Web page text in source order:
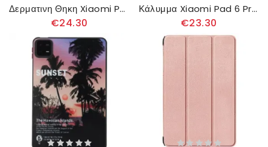
Δερματινη Θηκη Xiaomi Pad 6 Pro Ροζ Δερμάτινο Εφέ
€24.30
Κάλυμμα Xiaomi Pad 6 Pro Προστατευτικό Οθόνης Από Διαφανές Και Σκληρυμένο Γυαλί
€23.30